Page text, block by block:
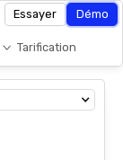
Tarification
Essayer Démo